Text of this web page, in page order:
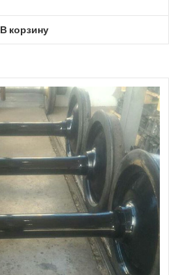
В корзину